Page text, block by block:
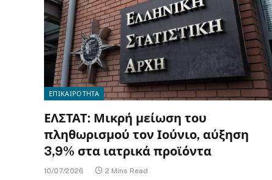
ΕΠΙΚΑΙΡΟΤΗΤΑ
ΕΛΣΤΑΤ: Μικρή μείωση του
πληθωρισμού τον Ιούνιο, αύξηση
3,9% στα ιατρικά προϊόντα
10/07/2026 2 Mins Read